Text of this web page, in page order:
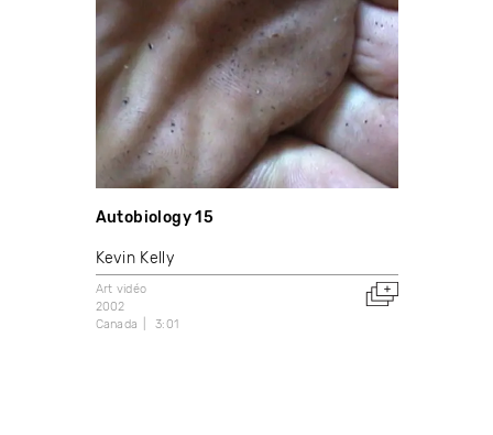
Autobiology 15
Kevin Kelly
Art vidéo
2002
Canada
3:01